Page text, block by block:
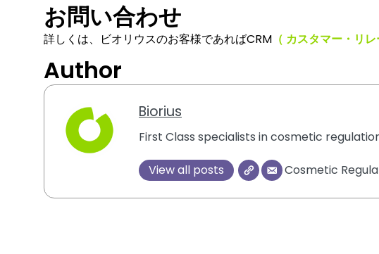
お問い合わせ
詳しくは、ビオリウスのお客様であればCRM （ カスタマー・リ
Author
Biorius
First Class specialists in cosmetic
View all posts Cosmetic